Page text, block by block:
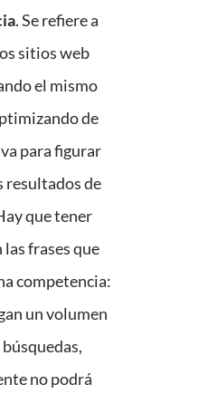
. Se refiere a
sitios web
el mismo
de
para figurar
resultados de
que tener
frases que
competencia:
un volumen
no podrá